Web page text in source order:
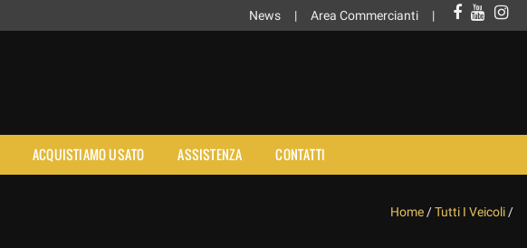
News Area Commercianti
ACQUISTIAMO USATO ASSISTENZA CONTATTI
Home /Tutti I Veicoli /